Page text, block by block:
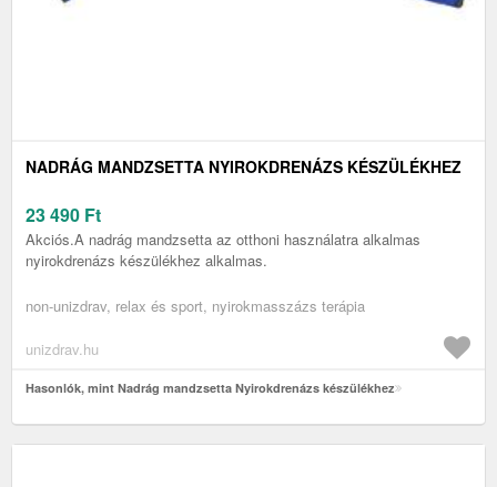
NADRÁG MANDZSETTA NYIROKDRENÁZS KÉSZÜLÉKHEZ
23 490 Ft
Akciós.A nadrág mandzsetta az otthoni használatra alkalmas
nyirokdrenázs készülékhez alkalmas.
non-unizdrav, relax és sport, nyirokmasszázs terápia
unizdrav.hu
Hasonlók, mint Nadrág mandzsetta Nyirokdrenázs készülékhez